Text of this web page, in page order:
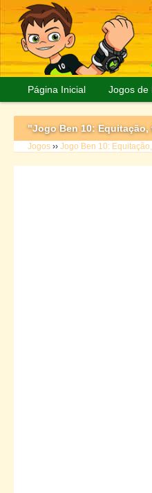
Página Inicial Jogos de
Personagens
Imagens
"Jogo Ben 10:
Jogos ›› Jogo Ben 10: